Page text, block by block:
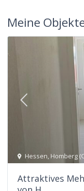
Meine
Hessen, Homberg
Attraktives